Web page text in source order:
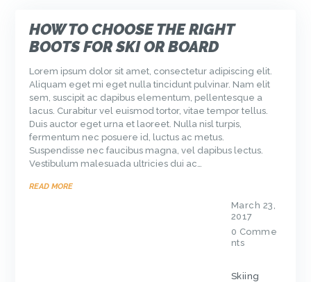
HOW TO CHOOSE THE RIGHT
BOOTS FOR SKI OR BOARD
Lorem ipsum dolor sit amet, consectetur adipiscing elit.
Aliquam eget mi eget nulla tincidunt pulvinar. Nam elit
sem, suscipit ac dapibus elementum, pellentesque a
lacus. Curabitur vel euismod tortor, vitae tempor tellus.
Duis auctor eget urna et laoreet. Nulla nisl turpis,
fermentum nec posuere id, luctus ac metus.
Suspendisse nec faucibus magna, vel dapibus lectus.
Vestibulum malesuada ultricies dui ac…
READ MORE
March 23,
2017
0 Comme
nts
Skiing